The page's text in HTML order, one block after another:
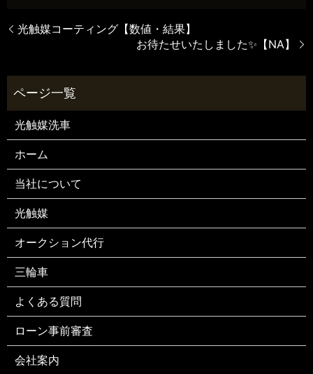
光触媒コーティング【数値・結果】
お待たせいたしました✨【NA】
光触媒洗車
ホーム
当社について
光触媒
オークション代行
三輪車
よくある質問
ローン事前審査
会社案内